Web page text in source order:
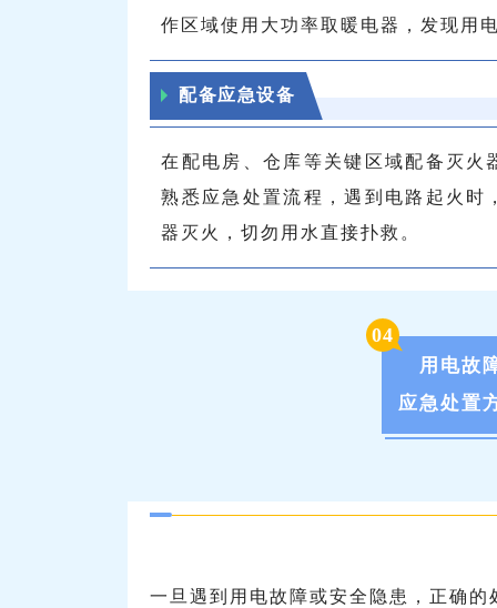
作区域使用大功率取暖电器，发现用
配备应急设备
在配电房、仓库等关键区域配备灭火
熟悉应急处置流程，遇到电路起火时
器灭火，切勿用水直接扑救。
04
用电故
应急处置
一旦遇到用电故障或安全隐患，正确